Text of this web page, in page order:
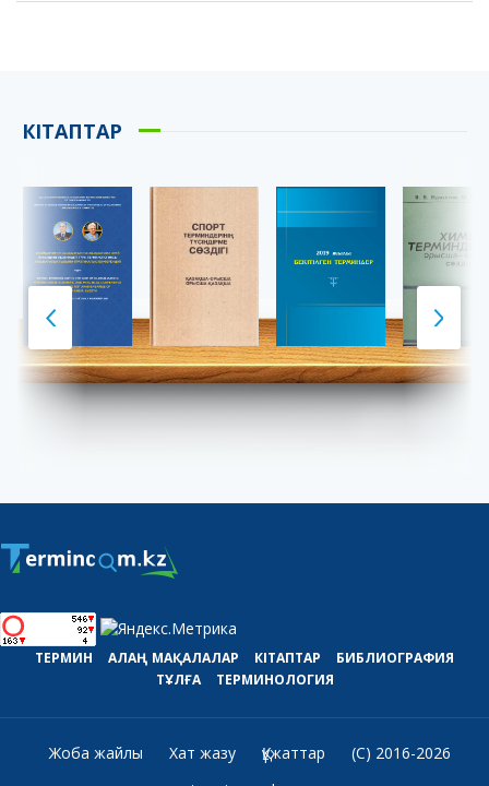
КІТАПТАР
ТЕРМИН АЛАҢ МАҚАЛАЛАР КІТАПТАР
БИБЛИОГРАФИЯ
ТҰЛҒА
ТЕРМИНОЛОГИЯ
Жоба жайлы Хат жазу Құжаттар
(C) 2016-2026